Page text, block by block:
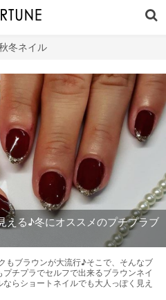
冬ネイル
える♪冬にオススメのプチプラブ
もブラウンが大流行♪そこで、そんなブ
チプラでセルフで出来るブラウンネイ
らショートネイルでも大人っぽく見え